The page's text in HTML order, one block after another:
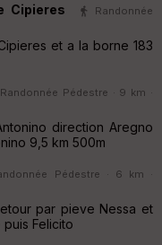
Cipieres
Randonnée
et a la borne 183
Randonnée Pédestre · 9 km ·
direction Aregno
9,5 km 500m
Pédestre · 6 km ·
par pieve Nessa et
Felicito